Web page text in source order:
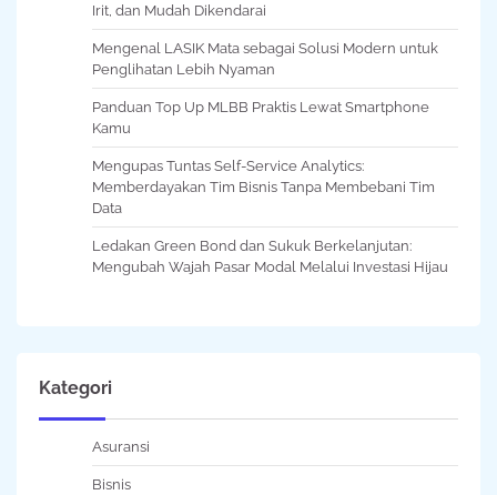
Irit, dan Mudah Dikendarai
Mengenal LASIK Mata sebagai Solusi Modern untuk
Penglihatan Lebih Nyaman
Panduan Top Up MLBB Praktis Lewat Smartphone
Kamu
Mengupas Tuntas Self-Service Analytics:
Memberdayakan Tim Bisnis Tanpa Membebani Tim
Data
Ledakan Green Bond dan Sukuk Berkelanjutan:
Mengubah Wajah Pasar Modal Melalui Investasi Hijau
Kategori
Asuransi
Bisnis